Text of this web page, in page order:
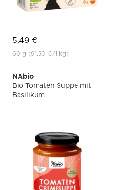
5,49 €
60 g (91,50 €/1 kg)
NAbio
Bio Tomaten Suppe mit
Basilikum